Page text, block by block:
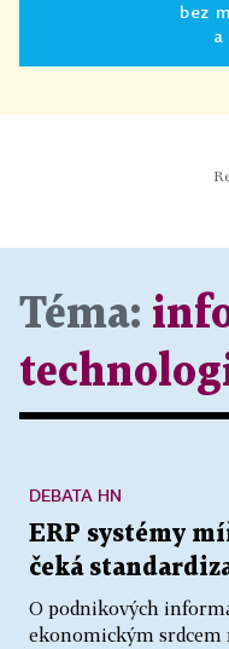
bez
a
Téma:
ERP systémy
čeká
O podnikových
ekonomickým
DEBATA HN